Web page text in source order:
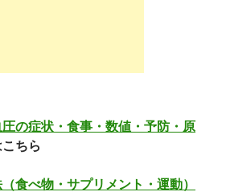
の症状・食事・数値・予防・原
ちら
食べ物・サプリメント・運動）